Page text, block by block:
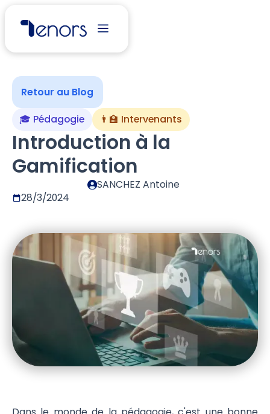
Retour au Blog
🎓 Pédagogie
👨‍🏫 Intervenants
Introduction à la
Gamification
SANCHEZ Antoine
28/3/2024